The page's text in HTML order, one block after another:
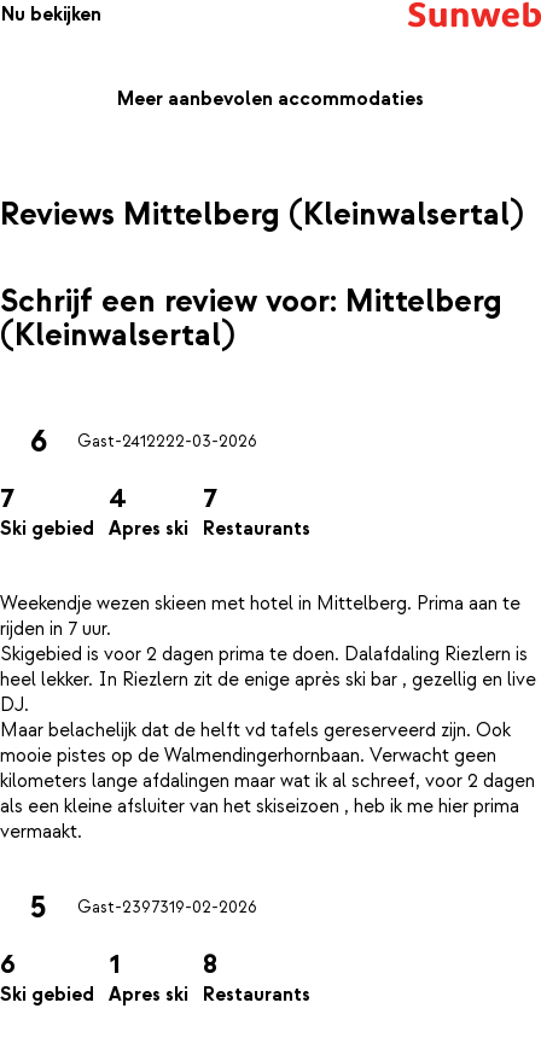
Nu bekijken
Meer aanbevolen accommodaties
Reviews Mittelberg (Kleinwalsertal)
Schrijf een review voor: Mittelberg
(Kleinwalsertal)
6 Gast-2412222-03-2026
7
Ski gebied
4
Apres ski
7
Restaurants
Weekendje wezen skieen met hotel in Mittelberg. Prima aan te
rijden in 7 uur.
Skigebied is voor 2 dagen prima te doen. Dalafdaling Riezlern is
heel lekker. In Riezlern zit de enige après ski bar , gezellig en live
DJ.
Maar belachelijk dat de helft vd tafels gereserveerd zijn. Ook
mooie pistes op de Walmendingerhornbaan. Verwacht geen
kilometers lange afdalingen maar wat ik al schreef, voor 2 dagen
als een kleine afsluiter van het skiseizoen , heb ik me hier prima
5 Gast-2397319-02-2026
6
Ski gebied
1
Apres ski
8
Restaurants